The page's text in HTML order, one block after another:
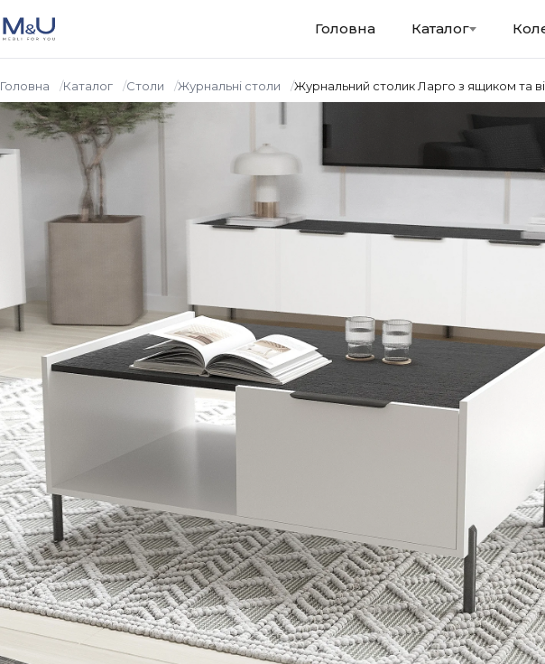
Головна
Каталог
Головна Каталог Столи Журнальні столи
Журнальний столик Ларго з ящиком та